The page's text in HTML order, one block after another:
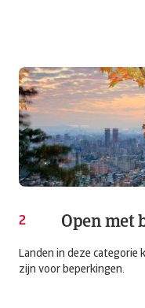
2 Open met
Landen in deze categorie
zijn voor beperkingen.